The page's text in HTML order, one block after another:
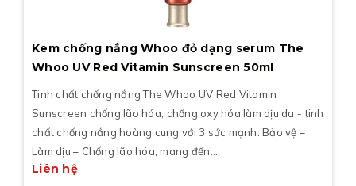
Kem chống nắng Whoo đỏ dạng serum The
Whoo UV Red Vitamin Sunscreen 50ml
Tinh chất chống nắng The Whoo UV Red Vitamin
Sunscreen chống lão hóa, chống oxy hóa làm dịu da - tinh
chất chống nắng hoàng cung với 3 sức mạnh: Bảo vệ –
Làm dịu – Chống lão hóa, mang đến...
Liên hệ